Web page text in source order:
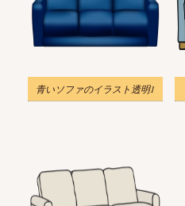
青いソファのイラスト透明1